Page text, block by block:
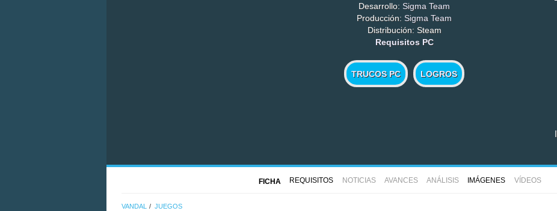
Desarrollo: Sigma Team
Producción: Sigma Team
Distribución: Steam
Requisitos PC
TRUCOS PC LOGROS
FICHA REQUISITOS NOTICIAS AVANCES ANÁLISIS IMÁGENES VÍDEOS
VANDAL JUEGOS